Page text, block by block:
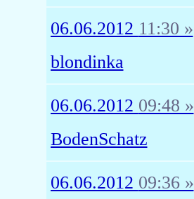
06.06.2012 11:30 »
blondinka
06.06.2012 09:48 »
BodenSchatz
06.06.2012 09:36 »